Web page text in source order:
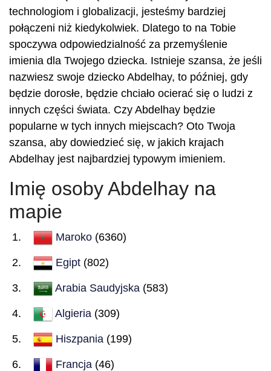
technologiom i globalizacji, jesteśmy bardziej
połączeni niż kiedykolwiek. Dlatego to na Tobie
spoczywa odpowiedzialność za przemyślenie
imienia dla Twojego dziecka. Istnieje szansa, że jeśli
nazwiesz swoje dziecko Abdelhay, to później, gdy
będzie dorosłe, będzie chciało ocierać się o ludzi z
innych części świata. Czy Abdelhay będzie
popularne w tych innych miejscach? Oto Twoja
szansa, aby dowiedzieć się, w jakich krajach
Abdelhay jest najbardziej typowym imieniem.
Imię osoby Abdelhay na
mapie
Maroko (6360)
Egipt (802)
Arabia Saudyjska (583)
Algieria (309)
Hiszpania (199)
Francja (46)